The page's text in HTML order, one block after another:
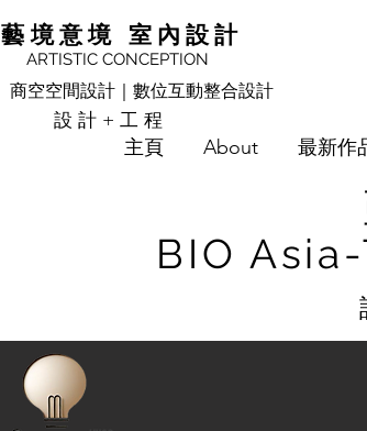
藝境意境 室內設計
ARTISTIC CONCEPTION
商空空間設計｜數位互動整合設計
設計+工程
主頁 About 最新作
BIO